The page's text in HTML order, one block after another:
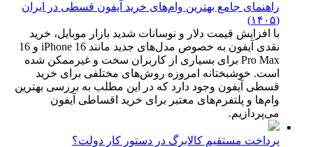
راهنمای جامع بهترین وام‌های خرید آیفون قسطی در ایران
(۱۴۰۵)
با افزایش قیمت دلار و نوسانات شدید بازار موبایل، خرید
نقدی آیفون به خصوص مدل‌های جدید مانند iPhone 16 و 16
Pro Max برای بسیاری از کاربران سخت و غیرممکن شده
است. خوشبختانه امروزه روش‌های مختلفی برای خرید
قسطی آیفون وجود دارد که در این مطلب به بررسی بهترین
وام‌ها و پلتفرم‌های معتبر برای خرید اقساطی آیفون
می‌پردازیم.
پرداخت مستقیم کالابرگ در دستور کار دولت؟